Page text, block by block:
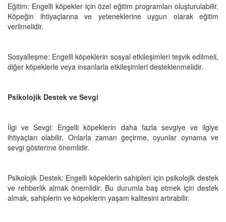
Eğitim: Engelli köpekler için özel eğitim programları oluşturulabilir.
Köpeğin ihtiyaçlarına ve yeteneklerine uygun olarak eğitim
verilmelidir.
Sosyalleşme: Engelli köpeklerin sosyal etkileşimleri teşvik edilmeli,
diğer köpeklerle veya insanlarla etkileşimleri desteklenmelidir.
Psikolojik Destek ve Sevgi
İlgi ve Sevgi: Engelli köpeklerin daha fazla sevgiye ve ilgiye
ihtiyaçları olabilir. Onlarla zaman geçirme, oyunlar oynama ve
sevgi gösterme önemlidir.
Psikolojik Destek: Engelli köpeklerin sahipleri için psikolojik destek
ve rehberlik almak önemlidir. Bu durumla baş etmek için destek
almak, sahiplerin ve köpeklerin yaşam kalitesini artırabilir.